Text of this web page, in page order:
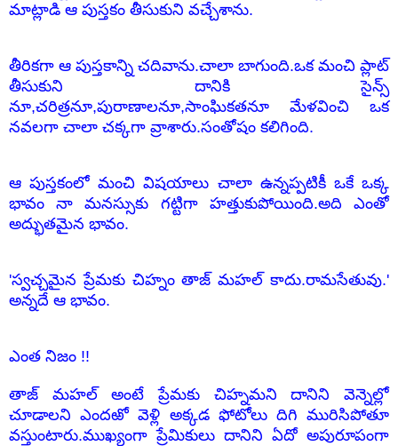
మాట్లాడి ఆ పుస్తకం తీసుకుని వచ్చేశాను.
తీరికగా ఆ పుస్తకాన్ని చదివాను.చాలా బాగుంది.ఒక మంచి ప్లాట్
తీసుకుని దానికి సైన్స్
నూ,చరిత్రనూ,పురాణాలనూ,సాంఘికతనూ మేళవించి ఒక
నవలగా చాలా చక్కగా వ్రాశారు.సంతోషం కలిగింది.
ఆ పుస్తకంలో మంచి విషయాలు చాలా ఉన్నప్పటికీ ఒకే ఒక్క
భావం నా మనస్సుకు గట్టిగా హత్తుకుపోయింది.అది ఎంతో
అద్భుతమైన భావం.
'స్వచ్చమైన ప్రేమకు చిహ్నం తాజ్ మహల్ కాదు.రామసేతువు.'
అన్నదే ఆ భావం.
ఎంత నిజం !!
తాజ్ మహల్ అంటే ప్రేమకు చిహ్నమని దానిని వెన్నెల్లో
చూడాలని ఎందఱో వెళ్లి అక్కడ ఫోటోలు దిగి మురిసిపోతూ
వస్తుంటారు.ముఖ్యంగా ప్రేమికులు దానిని ఏదో అపురూపంగా